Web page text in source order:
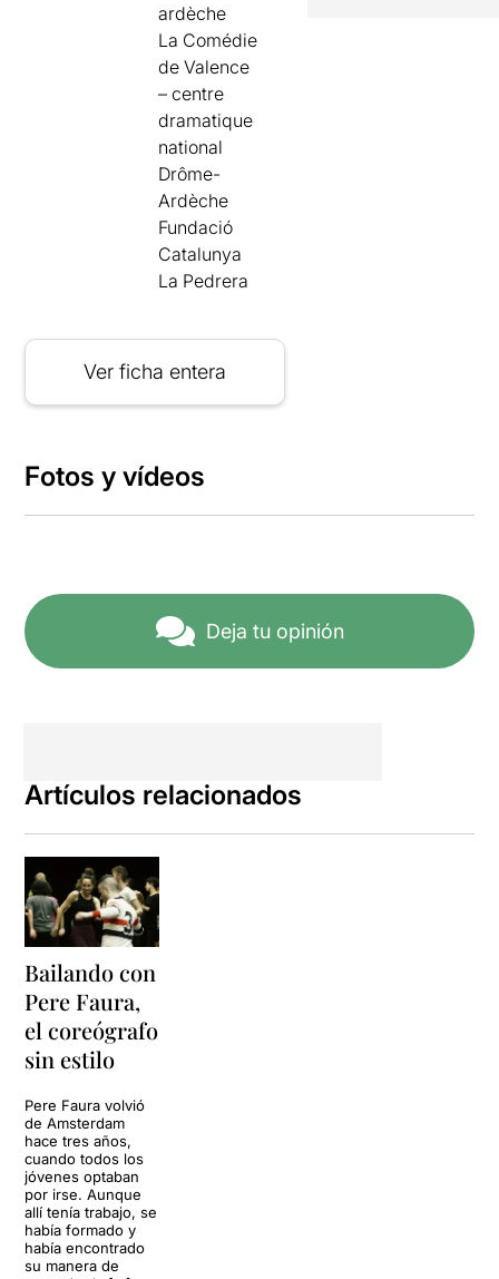
ardèche
La Comédie
de Valence
– centre
dramatique
national
Drôme-
Ardèche
Fundació
Catalunya
La Pedrera
Ver ficha entera
Fotos y vídeos
Deja tu opinión
Artículos relacionados
Bailando con
Pere Faura,
el coreógrafo
sin estilo
Pere Faura volvió
de Amsterdam
hace tres años,
cuando todos los
jóvenes optaban
por irse. Aunque
allí tenía trabajo, se
había formado y
había encontrado
su manera de